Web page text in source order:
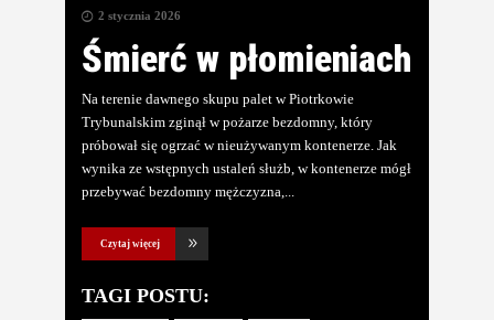
2 stycznia 2026
Śmierć w płomieniach
Na terenie dawnego skupu palet w Piotrkowie
Trybunalskim zginął w pożarze bezdomny, który
próbował się ogrzać w nieużywanym kontenerze. Jak
wynika ze wstępnych ustaleń służb, w kontenerze mógł
przebywać bezdomny mężczyzna,
Czytaj więcej
TAGI POSTU: